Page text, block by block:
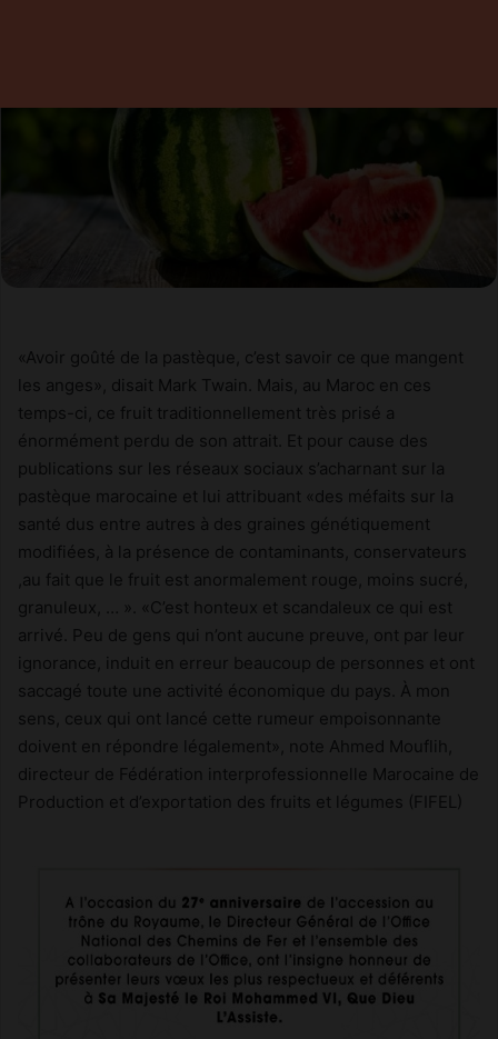
«Avoir goûté de la pastèque, c’est savoir ce que mangent
les anges», disait Mark Twain. Mais, au Maroc en ces
temps-ci, ce fruit traditionnellement très prisé a
énormément perdu de son attrait. Et pour cause des
publications sur les réseaux sociaux s’acharnant sur la
pastèque marocaine et lui attribuant «des méfaits sur la
santé dus entre autres à des graines génétiquement
modifiées, à la présence de contaminants, conservateurs
,au fait que le fruit est anormalement rouge, moins sucré,
granuleux, … ». «C’est honteux et scandaleux ce qui est
arrivé. Peu de gens qui n’ont aucune preuve, ont par leur
ignorance, induit en erreur beaucoup de personnes et ont
saccagé toute une activité économique du pays. À mon
sens, ceux qui ont lancé cette rumeur empoisonnante
doivent en répondre légalement», note Ahmed Mouflih,
directeur de Fédération interprofessionnelle Marocaine de
Production et d’exportation des fruits et légumes (FIFEL)